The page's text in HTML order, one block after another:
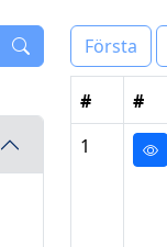
Första
# #
1